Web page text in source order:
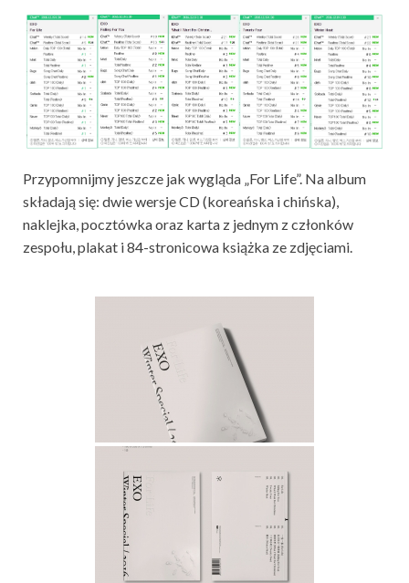
Przypomnijmy jeszcze jak wygląda „For Life”. Na album
składają się: dwie wersje CD (koreańska i chińska),
naklejka, pocztówka oraz karta z jednym z członków
zespołu, plakat i 84-stronicowa książka ze zdjęciami.